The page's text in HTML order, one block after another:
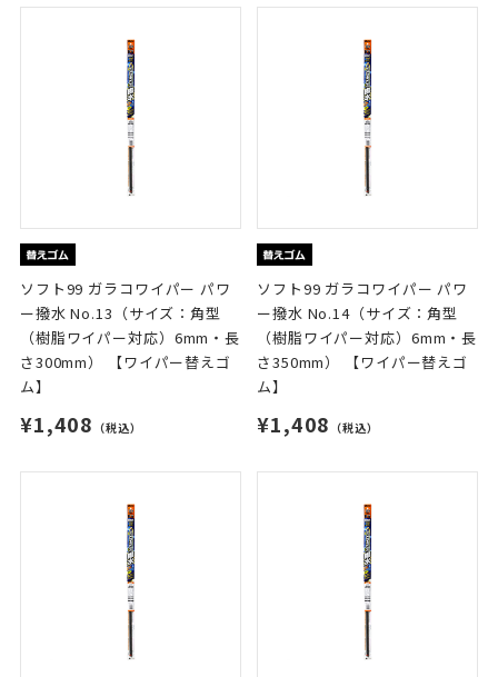
ソフト99 ガラコワイパー パワ
ー撥水 No.13（サイズ：角型
（樹脂ワイパー対応）6mm・長
さ300mm） 【ワイパー替えゴ
ム】
¥1,408 （税込）
ソフト99 ガラコワイパー パワ
ー撥水 No.14（サイズ：角型
（樹脂ワイパー対応）6mm・長
さ350mm） 【ワイパー替えゴ
ム】
¥1,408 （税込）